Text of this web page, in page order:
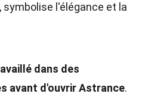
symbolise l'élégance et la
dans des
avant d'ouvrir Astrance.